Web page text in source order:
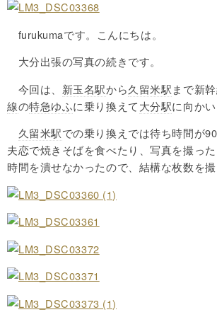
furukumaです。こんにちは。
大分出張の写真の続きです。
今回は、 新玉名駅から久留米駅まで新
線の特急ゆふに乗り換えて大分駅に向かい
久留米駅での乗り換えでは待ち時間が
夫恋で焼きそばを食べたり、写真を撮っ
時間を潰せなかったので、結構な枚数を撮